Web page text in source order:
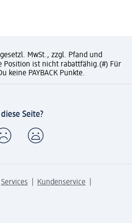
MwSt., zzgl. Pfand und
Position ist nicht rabattfähig.(#) Für
keine PAYBACK Punkte.
Seite?
Services
Kundenservice